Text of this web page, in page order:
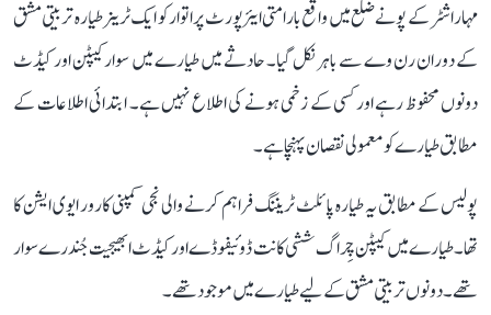
مہاراشٹر کے پونے ضلع میں واقع بارامتی ایئرپورٹ پر اتوار کو ایک ٹرینر طیارہ تربیتی مشق
کے دوران رن وے سے باہر نکل گیا۔ حادثے میں طیارے میں سوار کیپٹن اور کیڈٹ
دونوں محفوظ رہے اور کسی کے زخمی ہونے کی اطلاع نہیں ہے۔ ابتدائی اطلاعات کے
مطابق طیارے کو معمولی نقصان پہنچا ہے۔
پولیس کے مطابق یہ طیارہ پائلٹ ٹریننگ فراہم کرنے والی نجی کمپنی کارور ایوی ایشن کا
تھا۔ طیارے میں کیپٹن چِراگ ششی کانت ڈوئیفوڈے اور کیڈٹ ابھیجیت جُندرے سوار
تھے۔ دونوں تربیتی مشق کے لیے طیارے میں موجود تھے۔